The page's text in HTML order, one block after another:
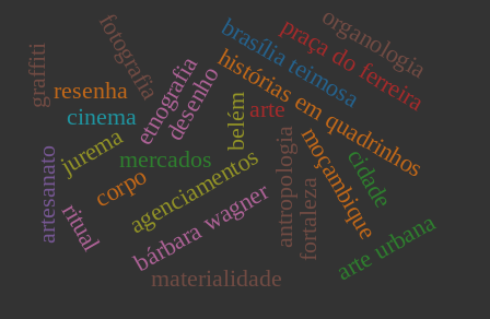
histórias em quadrinhos
etnografia
desenho
mercados
agenciamentos
corpo antropologia
cinema
moçambique
fotografia
bárbara wagner
brasília teimosa
resenha praça do ferreira
fortaleza cidade
arte urbana
belém
graffiti organologia
materialidade
arte
jurema
ritual
artesanato